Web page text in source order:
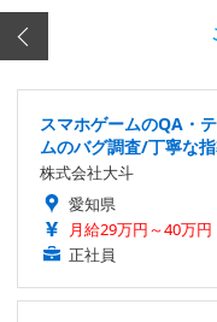
スマホゲームのQA・
ムのバグ調査/丁寧な
株式会社大斗
愛知県
月給29万円～40万円
正社員